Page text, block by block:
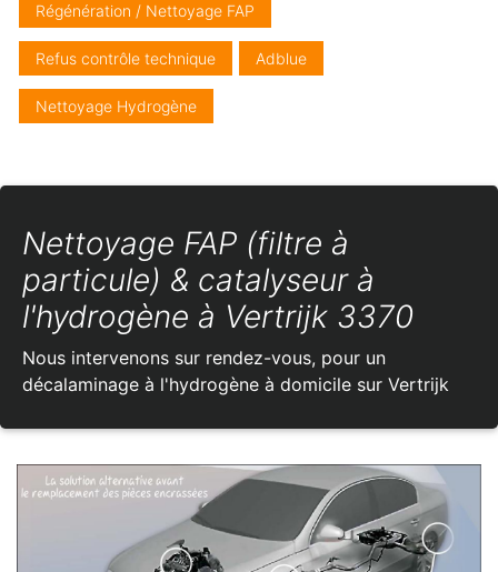
Régénération / Nettoyage FAP
Refus contrôle technique Adblue
Nettoyage Hydrogène
Nettoyage FAP (filtre à
particule) & catalyseur à
l'hydrogène à Vertrijk 3370
Nous intervenons sur rendez-vous, pour un
décalaminage à l'hydrogène à domicile sur Vertrijk